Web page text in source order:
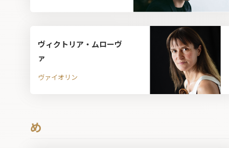
ヴィクトリア・ムローヴ
ァ
ヴァイオリン
め